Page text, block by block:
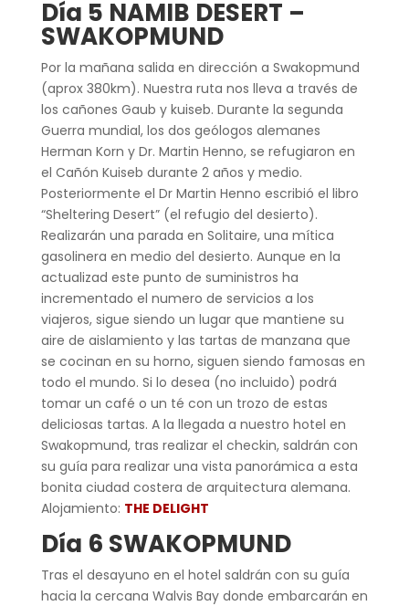
Día 5 NAMIB DESERT –
SWAKOPMUND
Por la mañana salida en dirección a Swakopmund
(aprox 380km). Nuestra ruta nos lleva a través de
los cañones Gaub y kuiseb. Durante la segunda
Guerra mundial, los dos geólogos alemanes
Herman Korn y Dr. Martin Henno, se refugiaron en
el Cañón Kuiseb durante 2 años y medio.
Posteriormente el Dr Martin Henno escribió el libro
“Sheltering Desert” (el refugio del desierto).
Realizarán una parada en Solitaire, una mítica
gasolinera en medio del desierto. Aunque en la
actualizad este punto de suministros ha
incrementado el numero de servicios a los
viajeros, sigue siendo un lugar que mantiene su
aire de aislamiento y las tartas de manzana que
se cocinan en su horno, siguen siendo famosas en
todo el mundo. Si lo desea (no incluido) podrá
tomar un café o un té con un trozo de estas
deliciosas tartas. A la llegada a nuestro hotel en
Swakopmund, tras realizar el checkin, saldrán con
su guía para realizar una vista panorámica a esta
bonita ciudad costera de arquitectura alemana.
Alojamiento: THE DELIGHT
Día 6 SWAKOPMUND
Tras el desayuno en el hotel saldrán con su guía
hacia la cercana Walvis Bay donde embarcarán en